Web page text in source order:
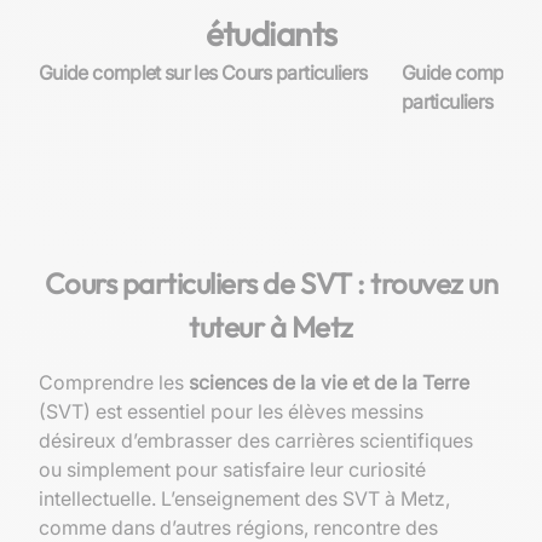
étudiants
Guide complet sur les Cours particuliers
Guide complet
particuliers
Cours particuliers de SVT : trouvez un
tuteur à Metz
Comprendre les sciences de la vie et de la Terre
(SVT) est essentiel pour les élèves messins
désireux d’embrasser des carrières scientifiques
ou simplement pour satisfaire leur curiosité
intellectuelle. L’enseignement des SVT à Metz,
comme dans d’autres régions, rencontre des